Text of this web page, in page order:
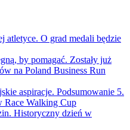
atletyce. O grad medali będzie
by pomagać. Zostały już
na Poland Business Run
aspiracje. Podsumowanie 5.
Race Walking Cup
Historyczny dzień w